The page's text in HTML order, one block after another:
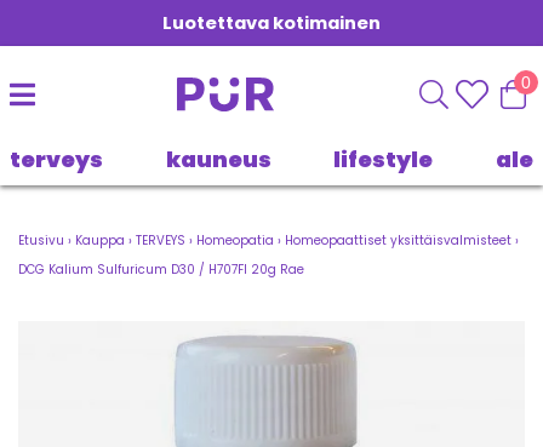
Luotettava kotimainen
0
terveys kauneus lifestyle ale
Etusivu › Kauppa › TERVEYS › Homeopatia › Homeopaattiset yksittäisvalmisteet ›
DCG Kalium Sulfuricum D30 / H707FI 20g Rae